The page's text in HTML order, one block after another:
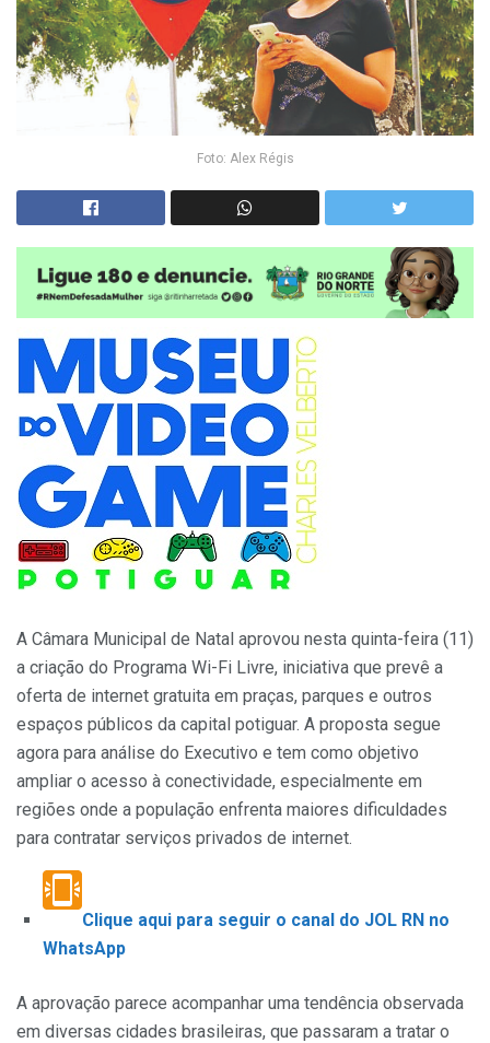
Foto: Alex Régis
A Câmara Municipal de Natal aprovou nesta quinta-feira (11)
a criação do Programa Wi-Fi Livre, iniciativa que prevê a
oferta de internet gratuita em praças, parques e outros
espaços públicos da capital potiguar. A proposta segue
agora para análise do Executivo e tem como objetivo
ampliar o acesso à conectividade, especialmente em
regiões onde a população enfrenta maiores dificuldades
para contratar serviços privados de internet.
Clique aqui para seguir o canal do JOL RN no
WhatsApp
A aprovação parece acompanhar uma tendência observada
em diversas cidades brasileiras, que passaram a tratar o